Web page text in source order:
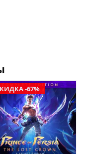
-67%